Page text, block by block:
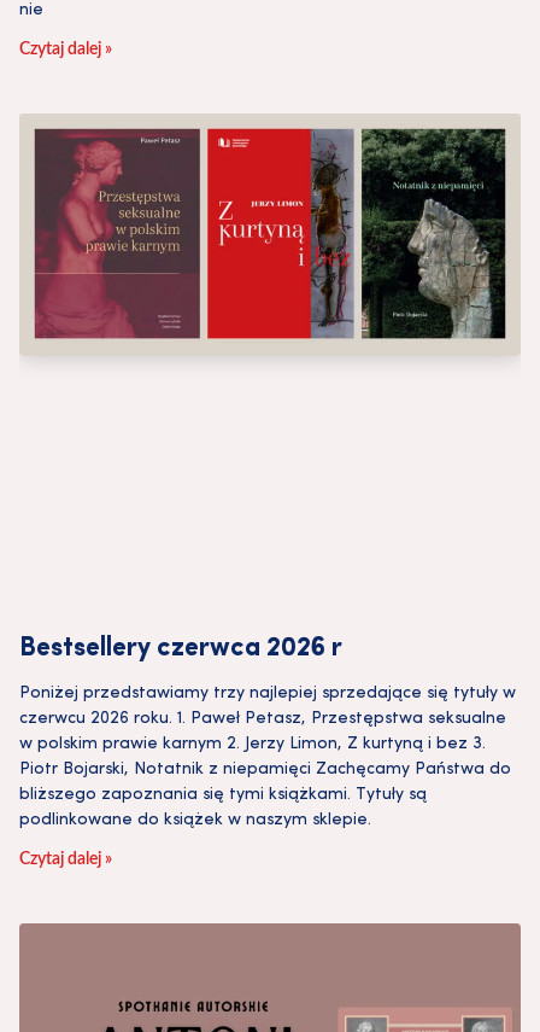
nie
Czytaj dalej »
Bestsellery czerwca 2026 r
Poniżej przedstawiamy trzy najlepiej sprzedające się tytuły w
czerwcu 2026 roku. 1. Paweł Petasz, Przestępstwa seksualne
w polskim prawie karnym 2. Jerzy Limon, Z kurtyną i bez 3.
Piotr Bojarski, Notatnik z niepamięci Zachęcamy Państwa do
bliższego zapoznania się tymi książkami. Tytuły są
podlinkowane do książek w naszym sklepie.
Czytaj dalej »